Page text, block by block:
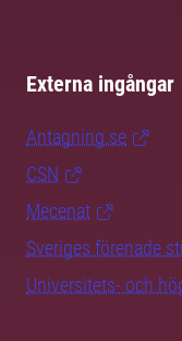
Externa ingångar
Antagning.se
CSN
Mecenat
Sveriges förenade
Universitets- och